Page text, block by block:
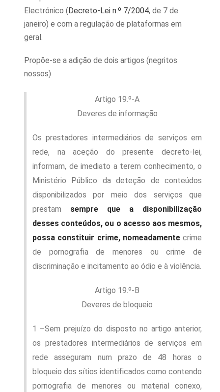
Electrónico (Decreto-Lei n.º 7/2004, de 7 de
janeiro) e com a regulação de plataformas em
geral.
Propõe-se a adição de dois artigos (negritos
nossos)
Artigo 19.º-A
Deveres de informação
Os prestadores intermediários de serviços em
rede, na aceção do presente decreto-lei,
informam, de imediato a terem conhecimento, o
Ministério Público da deteção de conteúdos
disponibilizados por meio dos serviços que
prestam sempre que a disponibilização
desses conteúdos, ou o acesso aos mesmos,
possa constituir crime, nomeadamentecrime
de pornografia de menores ou crime de
discriminação e incitamento ao ódio e à violência.
Artigo 19.º-B
Deveres de bloqueio
1 –Sem prejuízo do disposto no artigo anterior,
os prestadores intermediários de serviços em
rede asseguram num prazo de 48 horas o
bloqueio dos sítios identificados como contendo
pornografia de menores ou material conexo,